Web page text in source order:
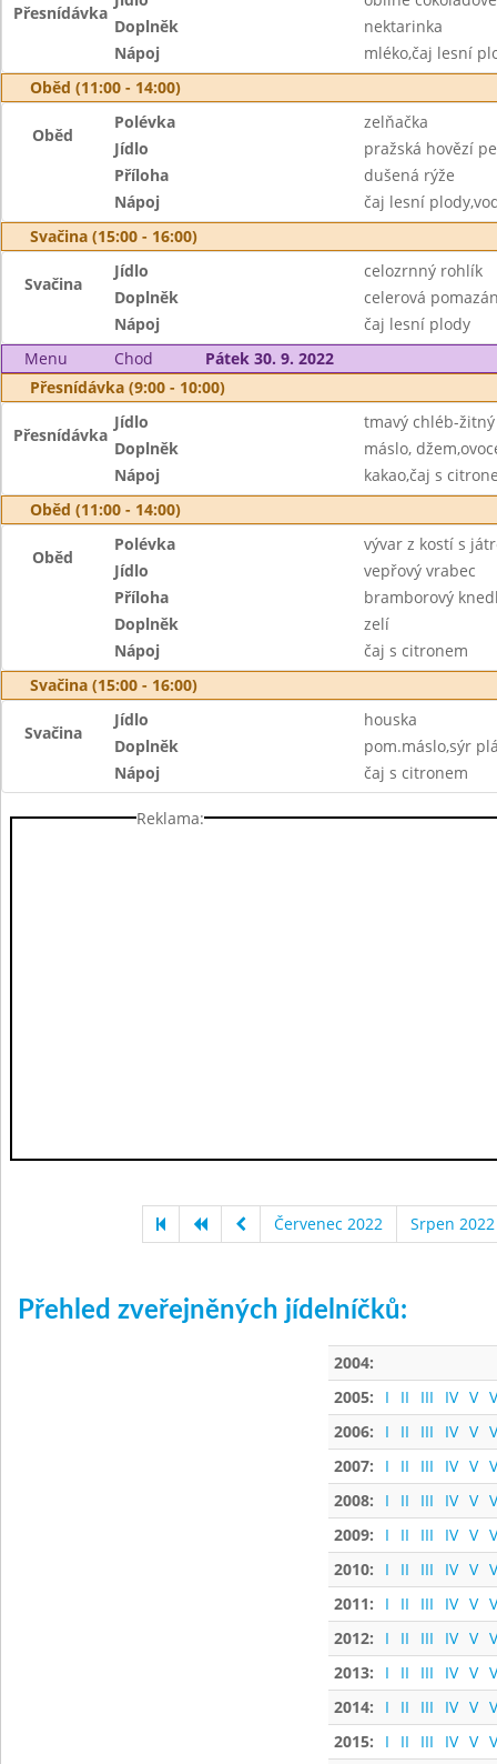
Přesnídávka
Doplněk
nektarinka
Nápoj
mléko,čaj lesní
Oběd (11:00 - 14:00)
Oběd
Polévka
zelňačka
Jídlo
pražská hovězí
Příloha
dušená rýže
Nápoj
čaj lesní
Svačina (15:00 - 16:00)
Svačina
Jídlo
celozrnný rohlík
Doplněk
celerová
Nápoj
čaj lesní plody
Menu
Chod
Pátek 30. 9. 2022
Přesnídávka (9:00 - 10:00)
Přesnídávka
Jídlo
tmavý chléb-žitný
Doplněk
máslo,
Nápoj
kakao,čaj s
Oběd (11:00 - 14:00)
Oběd
Polévka
vývar z kostí s
Jídlo
vepřový vrabec
Příloha
bramborový
Doplněk
zelí
Nápoj
čaj s citronem
Svačina (15:00 - 16:00)
Svačina
Jídlo
houska
Doplněk
pom.máslo,sýr
Nápoj
čaj s citronem
Reklama:
Červenec 2022 Srpen 2022
Přehled zveřejněných jídelníčků:
2004:
2005:
I II III IV V
2006:
I II III IV V
2007:
I II III IV V
2008:
I II III IV V
2009:
I II III IV V
2010:
I II III IV V
2011:
I II III IV V
2012:
I II III IV V
2013:
I II III IV V
2014:
I II III IV V
2015:
I II III IV V